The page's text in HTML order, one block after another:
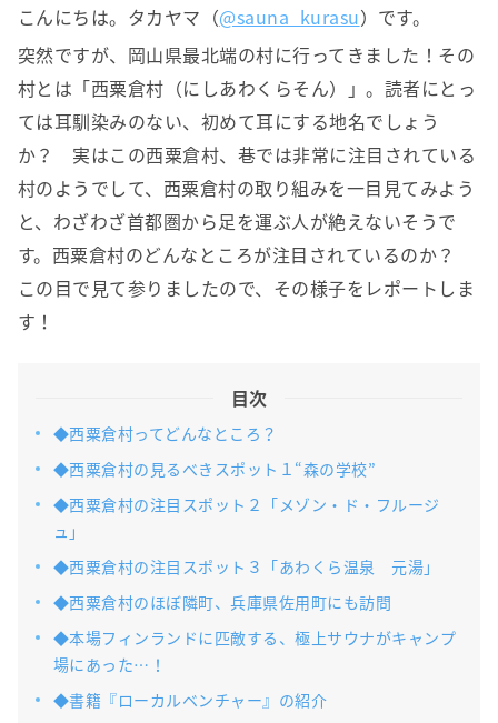
こんにちは。タカヤマ（@sauna_kurasu）です。
突然ですが、岡山県最北端の村に行ってきました！その
村とは「西粟倉村（にしあわくらそん）」。読者にとっ
ては耳馴染みのない、初めて耳にする地名でしょう
か？ 実はこの西粟倉村、巷では非常に注目されている
村のようでして、西粟倉村の取り組みを一目見てみよう
と、わざわざ首都圏から足を運ぶ人が絶えないそうで
す。西粟倉村のどんなところが注目されているのか？
この目で見て参りましたので、その様子をレポートしま
す！
目次
◆西粟倉村ってどんなところ？
◆西粟倉村の見るべきスポット１“森の学校”
◆西粟倉村の注目スポット２「メゾン・ド・フルージ
ュ」
◆西粟倉村の注目スポット３「あわくら温泉 元湯」
◆西粟倉村のほぼ隣町、兵庫県佐用町にも訪問
◆本場フィンランドに匹敵する、極上サウナがキャンプ
場にあった…！
◆書籍『ローカルベンチャー』の紹介